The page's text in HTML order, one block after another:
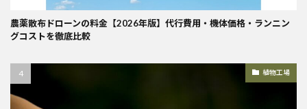
農薬散布ドローンの料金【2026年版】代行費用・機体価格・ランニン
グコストを徹底比較
植物工場